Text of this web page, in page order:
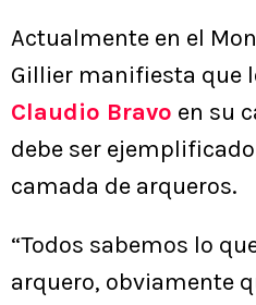
Actualmente en el
Gillier manifiesta que
Claudio Bravo en su
debe ser
camada de arqueros.
“Todos sabemos lo
arquero, obviamente